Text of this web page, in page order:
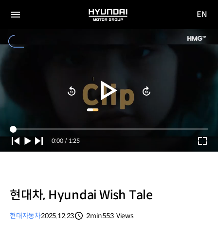
HYUNDAI
사이
이동
EN
Current
Time
0:00 / Duration
1:25
현대차, Hyundai Wish Tale
현대자동차2025.12.23
2min553 Views